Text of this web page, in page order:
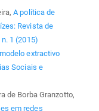
A política de
Revista de
1 (2015)
extractivo
Sociais e
de Borba Granzotto,
em redes